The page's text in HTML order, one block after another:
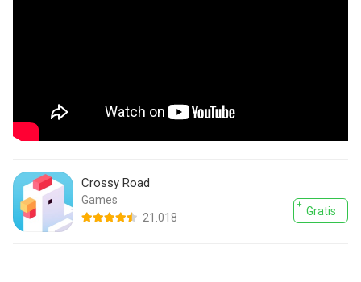
Crossy Road
21.018
Games
Gratis